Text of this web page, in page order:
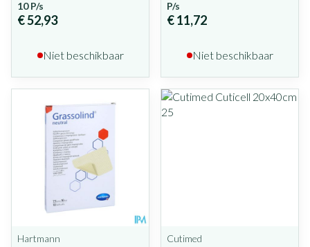
10 P/s
€ 52,93
Niet beschikbaar
P/s
€ 11,72
Niet beschikbaar
Hartmann
Cutimed